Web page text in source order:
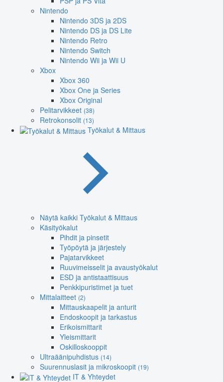
Nintendo
Nintendo 3DS ja 2DS
Nintendo DS ja DS Lite
Nintendo Retro
Nintendo Switch
Nintendo Wii ja Wii U
Xbox
Xbox 360
Xbox One ja Series
Xbox Original
Pelitarvikkeet (38)
Retrokonsolit (13)
Työkalut & Mittaus
Näytä kaikki Työkalut & Mittaus
Käsityökalut
Pihdit ja pinsetit
Työpöytä ja järjestely
Pajatarvikkeet
Ruuvimeisselit ja avaustyökalut
ESD ja antistaattisuus
Penkkipuristimet ja tuet
Mittalaitteet (2)
Mittauskaapelit ja anturit
Endoskoopit ja tarkastus
Erikoismittarit
Yleismittarit
Oskilloskooppit
Ultraäänipuhdistus (14)
Suurennuslasit ja mikroskoopit (19)
IT & Yhteydet